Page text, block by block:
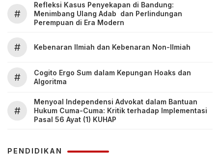
#
Refleksi Kasus Penyekapan di Bandung:
Menimbang Ulang Adab dan Perlindungan
Perempuan di Era Modern
# Kebenaran Ilmiah dan Kebenaran Non-Ilmiah
#
Cogito Ergo Sum dalam Kepungan Hoaks dan
Algoritma
#
Menyoal Independensi Advokat dalam Bantuan
Hukum Cuma-Cuma: Kritik terhadap Implementasi
Pasal 56 Ayat (1) KUHAP
PENDIDIKAN